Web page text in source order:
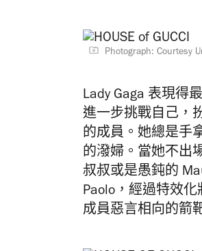
Photograph: Courtesy
Lady Gaga 表現得
進一步挑戰自己，
的成員。她總是手
的潑婦。當她不出
叔叔或是愚鈍的
Paolo，經過特效
成員惡言相向的箭